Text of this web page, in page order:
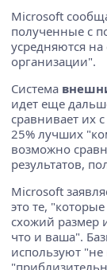
Microsoft
полученные с
усредняются
организации".
Система
идет еще
сравнивает их
25% лучших
возможно
результатов,
Microsoft
это те,
схожий размер
что и ваша".
используют